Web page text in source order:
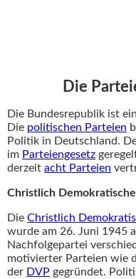
Die
Die Bundesrepublik ist
Die politischen Parteien
Politik in Deutschland.
im Parteiengesetz
derzeit acht Parteien
Christlich
Die Christlich
wurde am 26. Juni 1945
Nachfolgepartei
motivierter Parteien wie
der DVP gegründet.